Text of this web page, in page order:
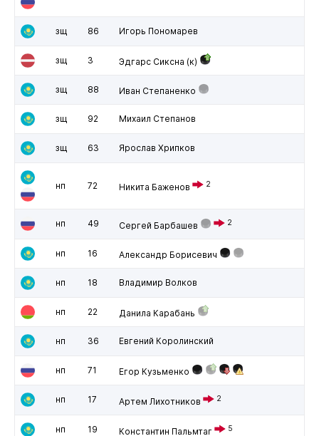
зщ 86 Игорь Пономарев
зщ 3 Эдгарс Сиксна (к)
зщ 88 Иван Степаненко
зщ 92 Михаил Степанов
зщ 63 Ярослав Хрипков
нп 72 Никита Баженов 2
нп 49 Сергей Барбашев 2
нп 16 Александр Борисевич
нп 18 Владимир Волков
нп 22 Данила Карабань
нп 36 Евгений Королинский
нп 71 Егор Кузьменко
нп 17 Артем Лихотников 2
нп 19 Константин Пальмтаг 5